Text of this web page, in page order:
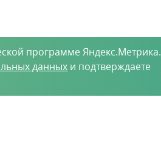
программе Яндекс.Метрика.
данных и подтверждаете